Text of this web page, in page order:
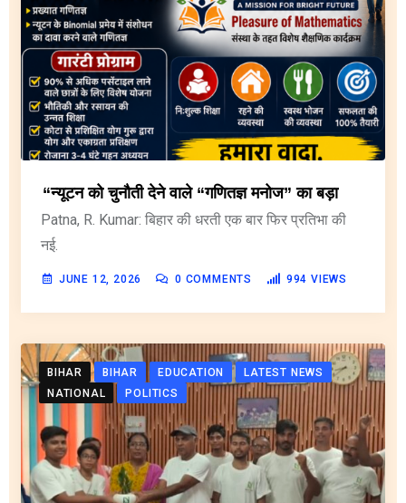
“न्यूटन को चुनौती देने वाले “गणितज्ञ मनोज” का बड़ा
Patna, R. Kumar: बिहार की धरती एक बार फिर प्रतिभा की
नई.
JUNE 12, 2026 0 COMMENTS 994 VIEWS
BIHAR BIHAR EDUCATION
LATEST NEWS
NATIONAL
POLITICS